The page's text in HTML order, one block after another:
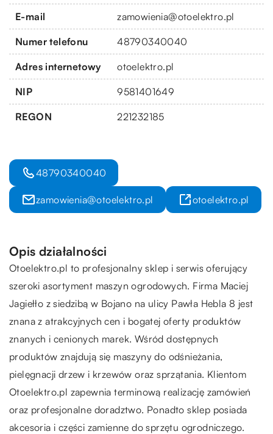
E-mail zamowienia@otoelektro.pl
Numer telefonu 48790340040
Adres internetowy otoelektro.pl
NIP 9581401649
REGON 221232185
48790340040
zamowienia@otoelektro.pl otoelektro.pl
Opis działalności
Otoelektro.pl to profesjonalny sklep i serwis oferujący
szeroki asortyment maszyn ogrodowych. Firma Maciej
Jagiełło z siedzibą w Bojano na ulicy Pawła Hebla 8 jest
znana z atrakcyjnych cen i bogatej oferty produktów
znanych i cenionych marek. Wśród dostępnych
produktów znajdują się maszyny do odśnieżania,
pielęgnacji drzew i krzewów oraz sprzątania. Klientom
Otoelektro.pl zapewnia terminową realizację zamówień
oraz profesjonalne doradztwo. Ponadto sklep posiada
akcesoria i części zamienne do sprzętu ogrodniczego.